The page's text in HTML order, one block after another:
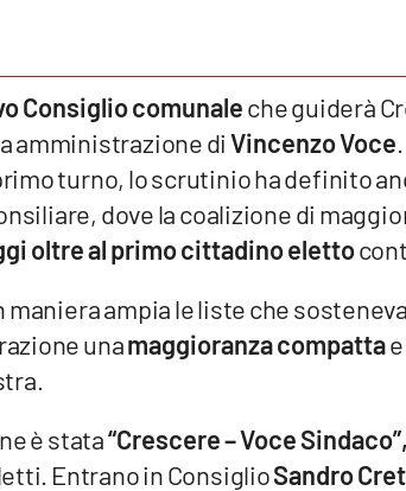
Consiglio comunaleche guiderà
amministrazione diVincenzo Voce
turno, lo scrutinio ha definito
dove la coalizione di
oltre al primo cittadino eletto
maniera ampia le liste che
unamaggioranza compatta
è stata“Crescere – Voce Sindaco”,
Entrano in ConsiglioSandro